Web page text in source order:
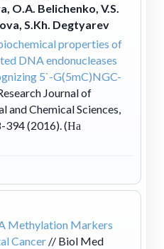
O.A. Belichenko, V.S.
S.Kh. Degtyarev
properties of
DNA endonucleases
5`-G(5mC)NGC-
Journal of
and Chemical Sciences,
394 (2016). (На
Methylation Markers
Cancer // Biol Med